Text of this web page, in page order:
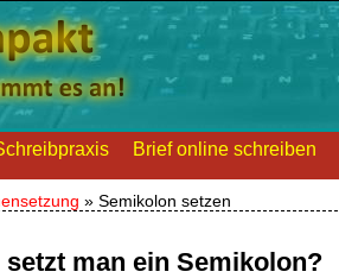
Brief online schreiben
» Semikolon setzen
man ein Semikolon?